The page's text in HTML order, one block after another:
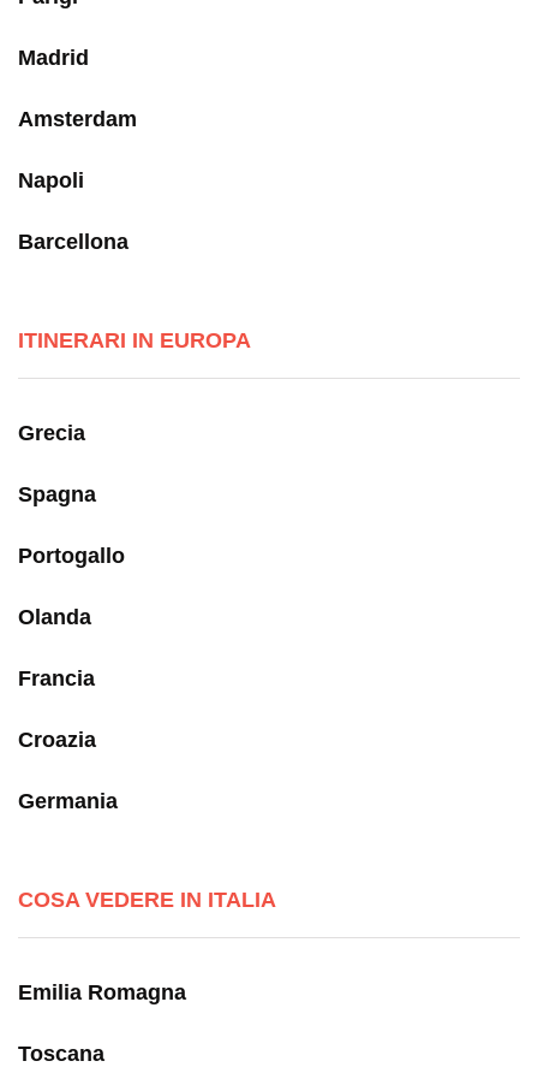
Madrid
Amsterdam
Napoli
Barcellona
ITINERARI IN EUROPA
Grecia
Spagna
Portogallo
Olanda
Francia
Croazia
Germania
COSA VEDERE IN ITALIA
Emilia Romagna
Toscana